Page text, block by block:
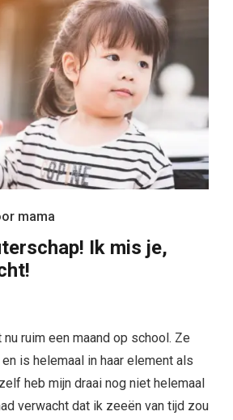
mama
Ik mis je,
ruim een maand op school. Ze
is helemaal in haar element als
heb mijn draai nog niet helemaal
verwacht dat ik zeeën van tijd zou